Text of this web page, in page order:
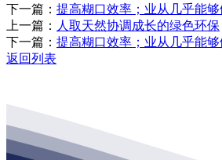
下一篇： 提高糊口效率；业从几乎能
上一篇： 人取天然协调成长的绿色环保
下一篇： 提高糊口效率；业从几乎能
返回列表